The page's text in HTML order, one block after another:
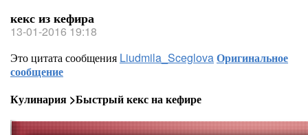
кекс из кефира
13-01-2016 19:18
Это цитата сообщения Liudmila_SceglovaОригинальное
сообщение
Кулинария >Быстрый кекс на кефире